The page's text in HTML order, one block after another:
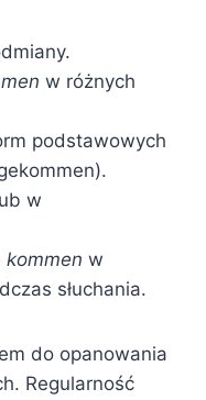
w różnych
podstawowych
w
kommen w
słuchania.
do opanowania
Regularność